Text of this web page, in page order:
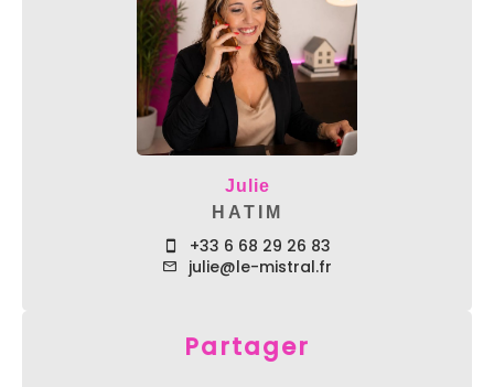
Julie
HATIM
+33 6 68 29 26 83
julie@le-mistral.fr
Partager